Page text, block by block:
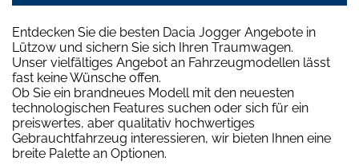
Entdecken Sie die besten Dacia Jogger Angebote in
Lützow und sichern Sie sich Ihren Traumwagen.
Unser vielfältiges Angebot an Fahrzeugmodellen lässt
fast keine Wünsche offen.
Ob Sie ein brandneues Modell mit den neuesten
technologischen Features suchen oder sich für ein
preiswertes, aber qualitativ hochwertiges
Gebrauchtfahrzeug interessieren, wir bieten Ihnen eine
breite Palette an Optionen.